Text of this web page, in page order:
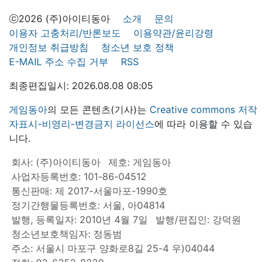
ⓒ2026 (주)아이티동아 소개
문의
이용자 고충처리/반론보도
이용약관/윤리강령
개인정보 취급방침
청소년 보호 정책
E-MAIL 주소 수집 거부
RSS
최종편집일시: 2026.08.08 08:05
게임동아의 모든 콘텐츠(기사)는 Creative commons 저작
자표시-비영리-변경금지 라이선스에 따라 이용할 수 있습
니다.
회사: (주)아이티동아
제호: 게임동아
사업자등록번호: 101-86-04512
통신판매: 제 2017-서울마포-1990호
정기간행물등록번호: 서울, 아04814
발행, 등록일자: 2010년 4월 7일
발행/편집인: 강덕원
청소년보호책임자: 정동범
주소: 서울시 마포구 양화로8길 25-4 우)04044